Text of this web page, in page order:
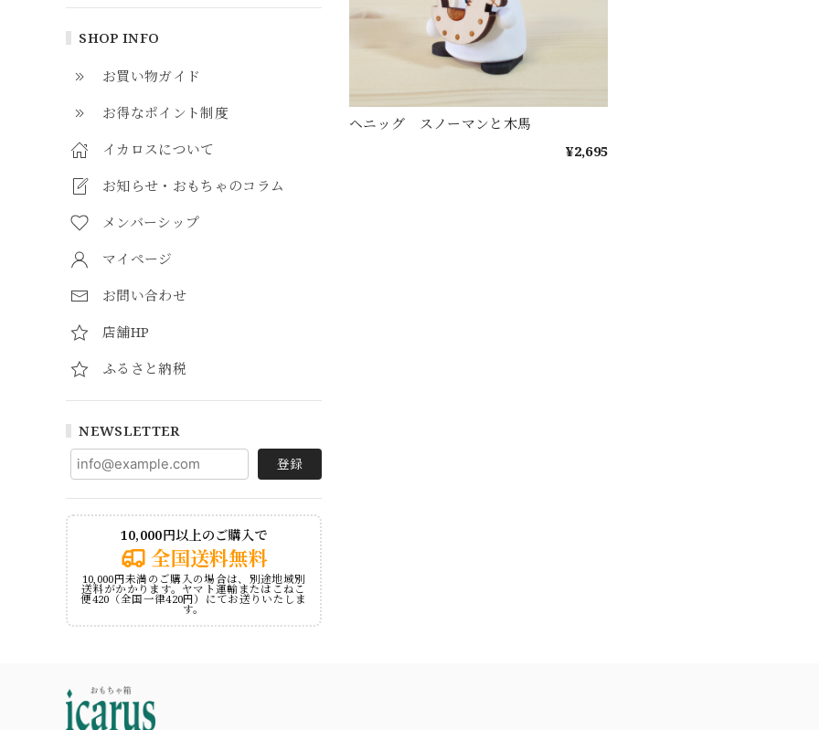
SHOP INFO
お買い物ガイド
お得なポイント制度
イカロスについて
お知らせ・おもちゃのコラム
メンバーシップ
マイページ
お問い合わせ
店舗HP
ふるさと納税
NEWSLETTER
登録
10,000円以上のご購入で
全国送料無料
10,000円未満のご購入の場合は、別途地域別
送料がかかります。ヤマト運輸またはこねこ
便420（全国一律420円）にてお送りいたしま
す。
ヘニッグ スノーマンと木馬
¥2,695